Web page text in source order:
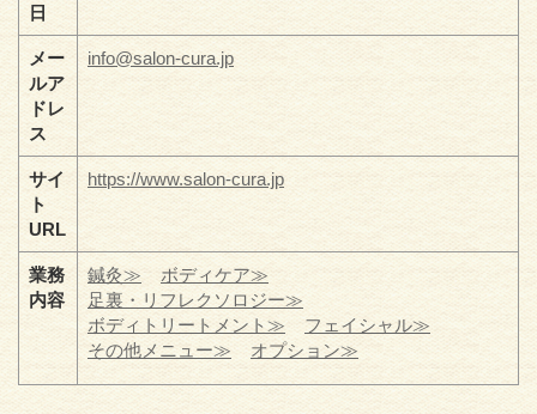
日
メー
ルア
ドレ
ス
info@salon-cura.jp
サイ
ト
URL
https://www.salon-cura.jp
業務
内容
鍼灸≫
ボディケア≫
足裏・リフレクソロジー≫
ボディトリートメント≫
フェイシャル≫
その他メニュー≫
オプション≫